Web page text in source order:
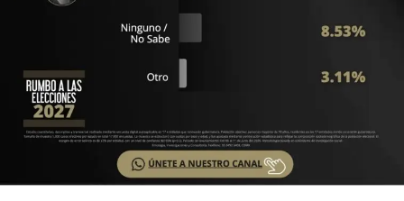
Durante la clausura, el alcalde también convivió con los
actividades de verano, entre ellos Megatronics, Cyber
Cowboys, TurboBots, Botix, Botsitos y Robotines.